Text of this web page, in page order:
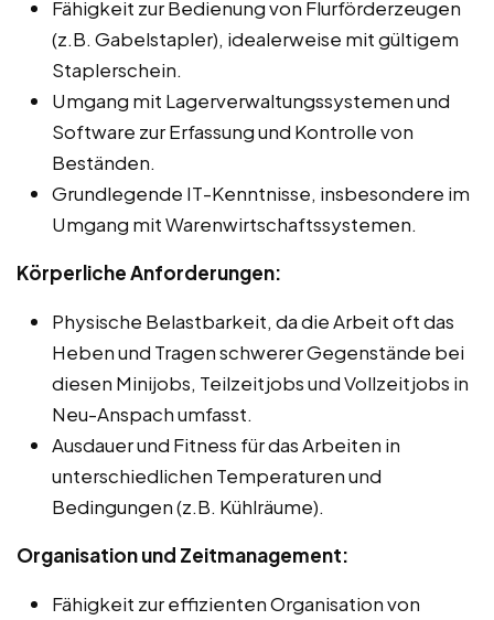
Fähigkeit zur Bedienung von Flurförderzeugen
(z.B. Gabelstapler), idealerweise mit gültigem
Staplerschein.
Umgang mit Lagerverwaltungssystemen und
Software zur Erfassung und Kontrolle von
Beständen.
Grundlegende IT-Kenntnisse, insbesondere im
Umgang mit Warenwirtschaftssystemen.
Körperliche Anforderungen:
Physische Belastbarkeit, da die Arbeit oft das
Heben und Tragen schwerer Gegenstände bei
diesen Minijobs, Teilzeitjobs und Vollzeitjobs in
Neu-Anspach umfasst.
Ausdauer und Fitness für das Arbeiten in
unterschiedlichen Temperaturen und
Bedingungen (z.B. Kühlräume).
Organisation und Zeitmanagement:
Fähigkeit zur effizienten Organisation von